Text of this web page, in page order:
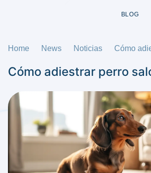
BLOG
Home News Noticias
Cómo adiestrar perro